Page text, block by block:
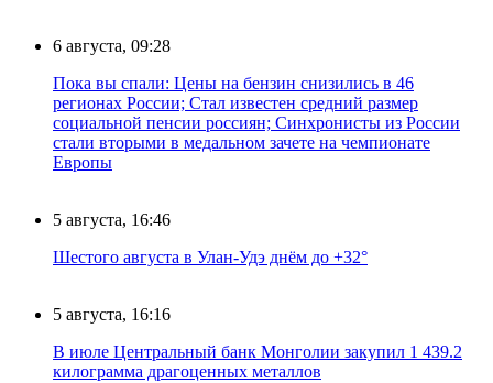
6 августа, 09:28
Пока вы спали: Цены на бензин снизились в 46
регионах России; Стал известен средний размер
социальной пенсии россиян; Синхронисты из России
стали вторыми в медальном зачете на чемпионате
Европы
5 августа, 16:46
Шестого августа в Улан-Удэ днём до +32°
5 августа, 16:16
В июле Центральный банк Монголии закупил 1 439.2
килограмма драгоценных металлов